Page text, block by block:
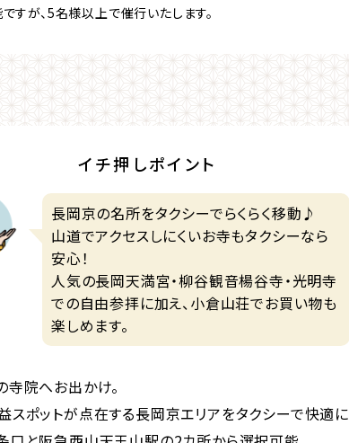
が、5名様以上で催行いたします。
イチ押しポイント
長岡京の名所をタクシーでらくらく移動♪
山道でアクセスしにくいお寺もタクシーなら
安心！
人気の長岡天満宮・柳谷観音楊谷寺・光明寺
での自由参拝に加え、小倉山荘でお買い物も
楽しめます。
院へお出かけ。
ポットが点在する長岡京エリアをタクシーで快適に